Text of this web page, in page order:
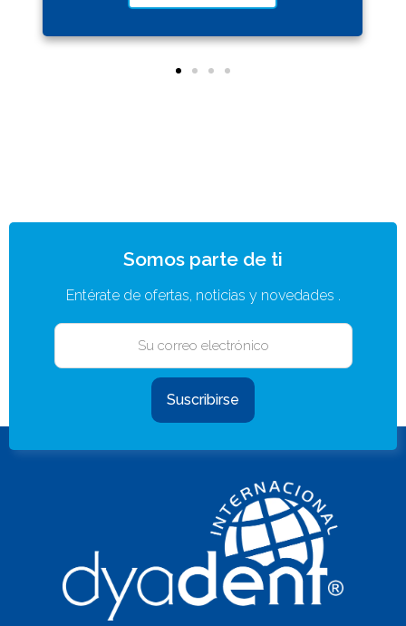
Somos parte de ti
Entérate de ofertas, noticias y novedades .
Suscribirse